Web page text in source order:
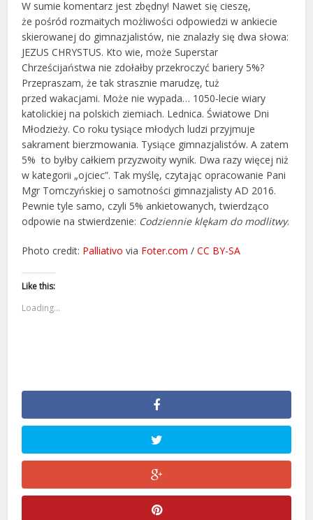
W sumie komentarz jest zbędny! Nawet się cieszę,
że pośród rozmaitych możliwości odpowiedzi w ankiecie
skierowanej do gimnazjalistów, nie znalazły się dwa słowa:
JEZUS CHRYSTUS. Kto wie, może Superstar
Chrześcijaństwa nie zdołałby przekroczyć bariery 5%?
Przepraszam, że tak strasznie marudzę, tuż
przed wakacjami. Może nie wypada… 1050-lecie wiary
katolickiej na polskich ziemiach. Lednica. Światowe Dni
Młodzieży. Co roku tysiące młodych ludzi przyjmuje
sakrament bierzmowania. Tysiące gimnazjalistów. A zatem
5% to byłby całkiem przyzwoity wynik. Dwa razy więcej niż
w kategorii „ojciec”. Tak myślę, czytając opracowanie Pani
Mgr Tomczyńskiej o samotności gimnazjalisty AD 2016.
Pewnie tyle samo, czyli 5% ankietowanych, twierdząco
odpowie na stwierdzenie: Codziennie klękam do modlitwy.
Photo credit: Palliativo via Foter.com /CC BY-SA
Like this:
Loading...